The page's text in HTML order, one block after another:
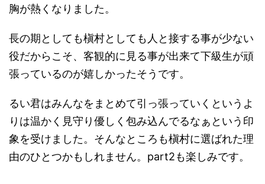
胸が熱くなりました。
長の期としても槇村としても人と接する事が少ない
役だからこそ、客観的に見る事が出来て下級生が頑
張っているのが嬉しかったそうです。
るい君はみんなをまとめて引っ張っていくというよ
りは温かく見守り優しく包み込んでるなぁという印
象を受けました。そんなところも槇村に選ばれた理
由のひとつかもしれません。part2も楽しみです。